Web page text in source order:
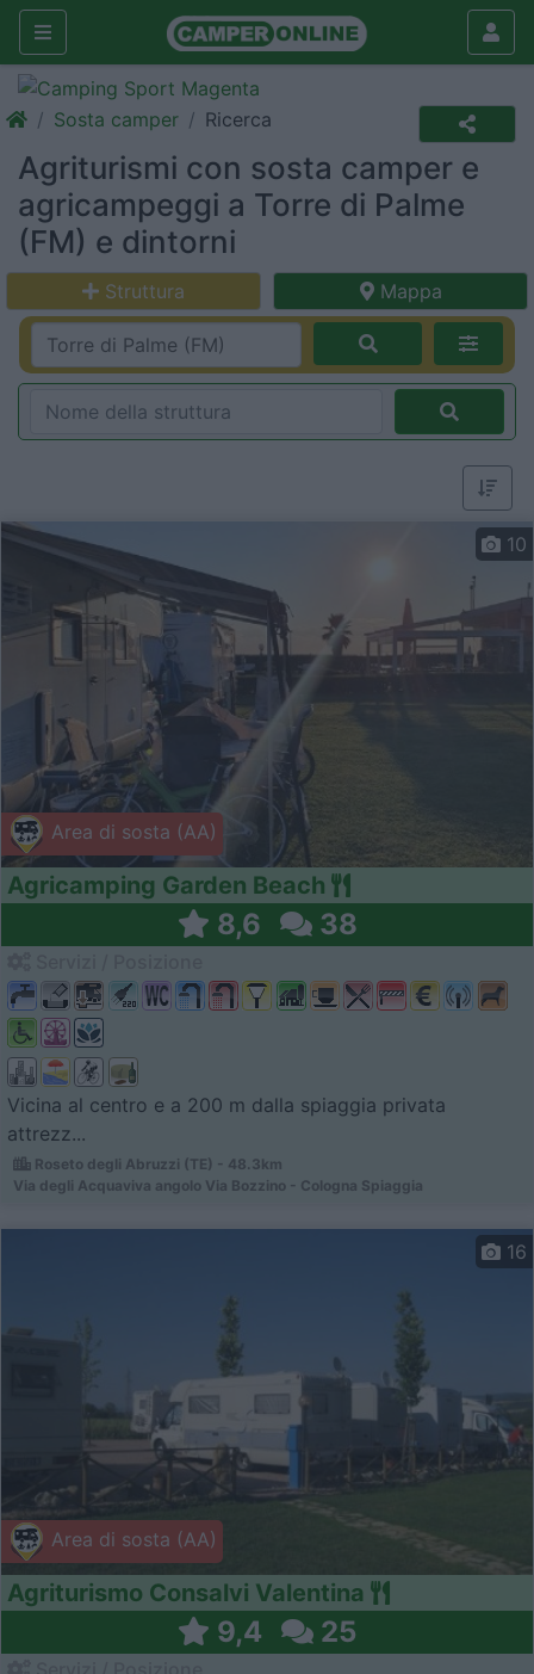
Sosta camper Ricerca
Agriturismi con sosta camper e
agricampeggi a Torre di Palme
(FM) e dintorni
Struttura Mappa
Area di sosta (AA)
10
Agricamping Garden Beach
8,6 38
Vicina al centro e a 200 m dalla spiaggia privata
attrezz...
Roseto degli Abruzzi (TE) - 48.3km
Via degli Acquaviva angolo Via Bozzino - Cologna Spiaggia
Area di sosta (AA)
16
Agriturismo Consalvi Valentina
9,4 25